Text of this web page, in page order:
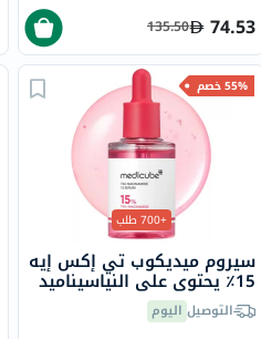
74.53
135.50
55% خصم
+700 طلب
سيروم ميديكوب تي إكس إيه
15٪ يحتوي على النياسيناميد
لمعالجة البقع 30 مل
التوصيل اليوم